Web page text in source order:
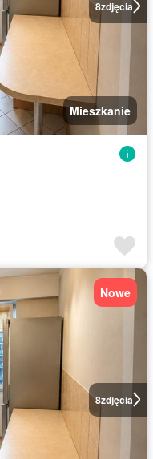
8zdjęcia
Mieszkanie
8zdjęcia
Nowe